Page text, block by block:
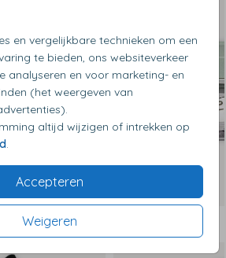
en vergelijkbare technieken om een
te bieden, ons websiteverkeer
analyseren en voor marketing- en
(het weergeven van
altijd wijzigen of intrekken op
Accepteren
Weigeren
ook leuk